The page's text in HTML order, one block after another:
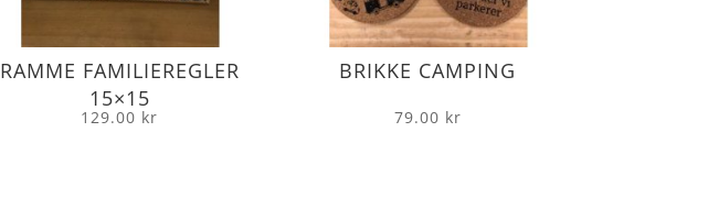
RAMME FAMILIEREGLER
15×15
129.00 kr
BRIKKE CAMPING
79.00 kr